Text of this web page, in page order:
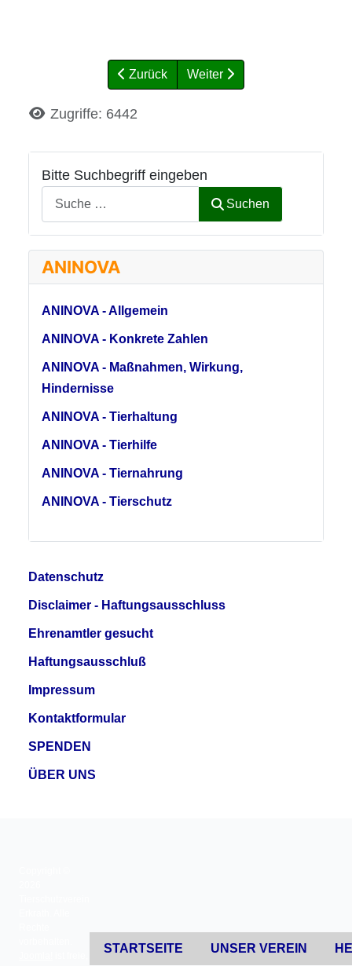
Bitte Suchbegriff eingeben
Suchen
ANINOVA
ANINOVA - Allgemein
ANINOVA - Konkrete Zahlen
ANINOVA - Maßnahmen, Wirkung,
Hindernisse
ANINOVA - Tierhaltung
ANINOVA - Tierhilfe
ANINOVA - Tiernahrung
ANINOVA - Tierschutz
Zurück Weiter
DetailsZugriffe: 6442
Datenschutz
Disclaimer - Haftungsausschluss
Ehrenamtler gesucht
Haftungsausschluß
Impressum
Kontaktformular
SPENDEN
ÜBER UNS
STARTSEITE UNSER VEREIN